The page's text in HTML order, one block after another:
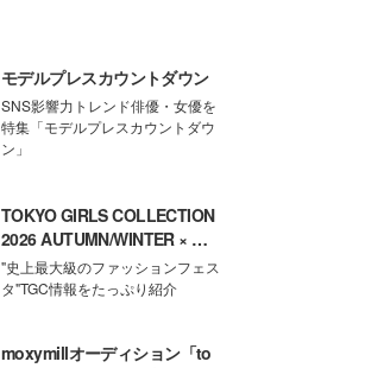
モデルプレスカウントダウン
SNS影響力トレンド俳優・女優を
特集「モデルプレスカウントダウ
ン」
TOKYO GIRLS COLLECTION
2026 AUTUMN/WINTER × モ
デルプレス
"史上最大級のファッションフェス
タ"TGC情報をたっぷり紹介
moxymillオーディション「to